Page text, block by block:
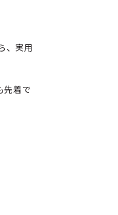
、実用
先着で